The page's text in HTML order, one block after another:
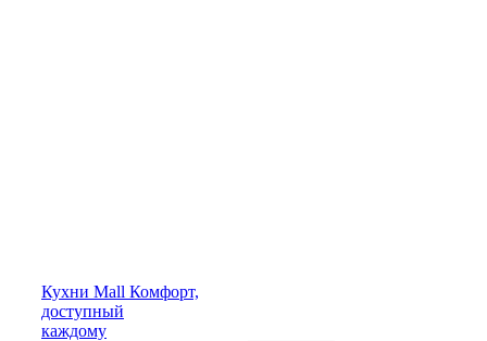
Кухни Mall Комфорт,
доступный
каждому